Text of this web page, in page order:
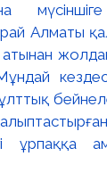
Алматы
ұрпаққа